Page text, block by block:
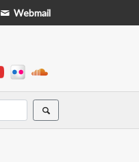
Webmail